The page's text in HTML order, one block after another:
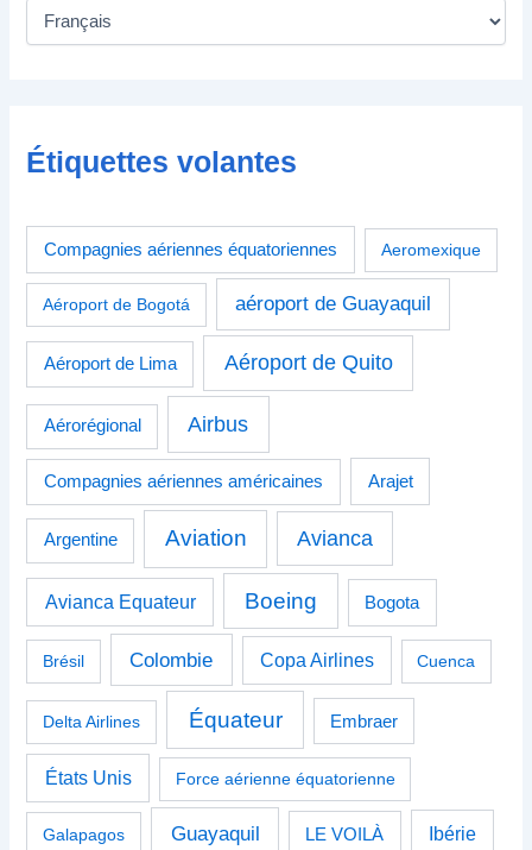
Étiquettes volantes
Compagnies aériennes équatoriennes Aeromexique
Aéroport de Bogotá aéroport de Guayaquil
Aéroport de Lima Aéroport de Quito
Aérorégional Airbus
Compagnies aériennes américaines Arajet
Argentine Aviation Avianca
Avianca Equateur Boeing Bogota
Brésil Colombie Copa Airlines Cuenca
Delta Airlines Équateur Embraer
États Unis Force aérienne équatorienne
Galapagos Guayaquil LE VOILÀ Ibérie